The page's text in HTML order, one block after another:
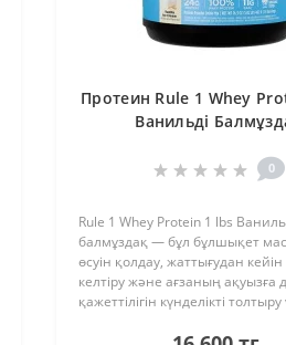
Протеин Rule 1 Whey
Ванильді
0
Rule 1 Whey Protein 1 lbs
балмұздақ — бұл бұлшықет
өсуін қолдау, жаттығудан
келтіру және ағзаның ақуызға
қажеттілігін күнделікті
Формула